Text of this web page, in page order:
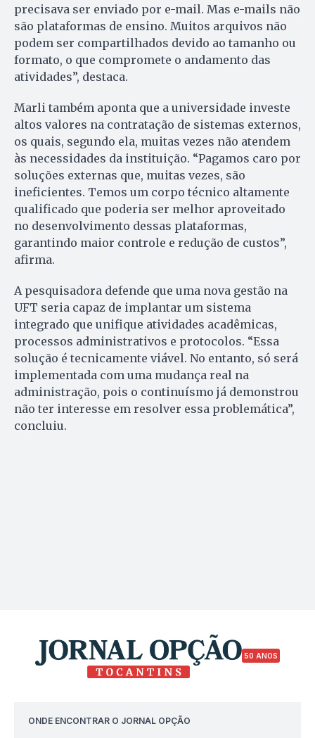
precisava ser enviado por e-mail. Mas e-mails não
são plataformas de ensino. Muitos arquivos não
podem ser compartilhados devido ao tamanho ou
formato, o que compromete o andamento das
atividades”, destaca.
Marli também aponta que a universidade investe
altos valores na contratação de sistemas externos,
os quais, segundo ela, muitas vezes não atendem
às necessidades da instituição. “Pagamos caro por
soluções externas que, muitas vezes, são
ineficientes. Temos um corpo técnico altamente
qualificado que poderia ser melhor aproveitado
no desenvolvimento dessas plataformas,
garantindo maior controle e redução de custos”,
afirma.
A pesquisadora defende que uma nova gestão na
UFT seria capaz de implantar um sistema
integrado que unifique atividades acadêmicas,
processos administrativos e protocolos. “Essa
solução é tecnicamente viável. No entanto, só será
implementada com uma mudança real na
administração, pois o continuísmo já demonstrou
não ter interesse em resolver essa problemática”,
concluiu.
50 ANOS
ONDE ENCONTRAR O JORNAL OPÇÃO